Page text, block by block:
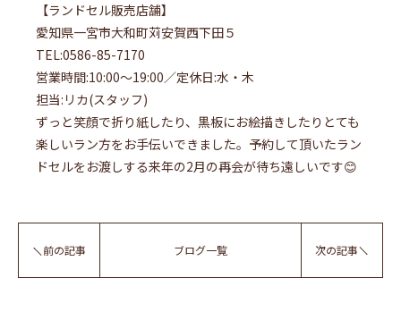
【ランドセル販売店舗】
愛知県一宮市大和町苅安賀西下田５
TEL:0586-85-7170
営業時間:10:00〜19:00／定休日:水・木
担当:リカ(スタッフ)
ずっと笑顔で折り紙したり、黒板にお絵描きしたりとても
楽しいラン方をお手伝いできました。予約して頂いたラン
ドセルをお渡しする来年の2月の再会が待ち遠しいです😊
前の記事 ブログ一覧 次の記事